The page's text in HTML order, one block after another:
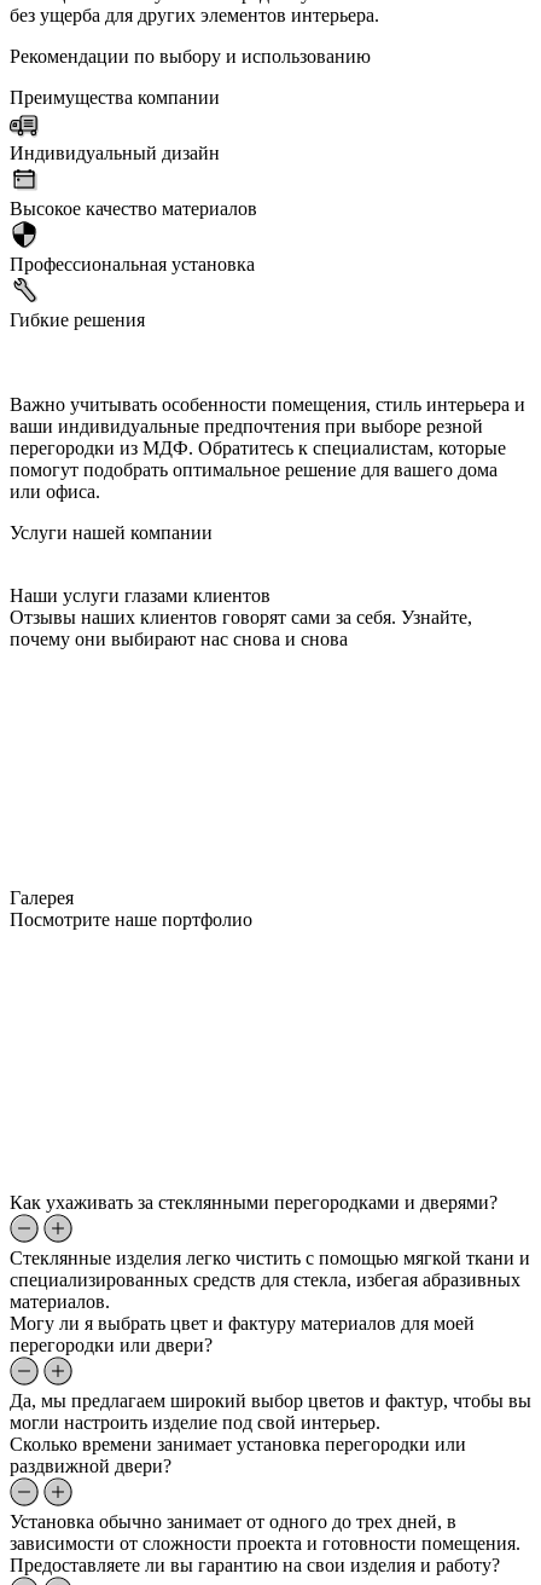
без ущерба для других элементов интерьера.
Рекомендации по выбору и использованию
Преимущества компании
Индивидуальный дизайн
Высокое качество материалов
Профессиональная установка
Гибкие решения
Важно учитывать особенности помещения, стиль интерьера и
ваши индивидуальные предпочтения при выборе резной
перегородки из МДФ. Обратитесь к специалистам, которые
помогут подобрать оптимальное решение для вашего дома
или офиса.
Услуги нашей компании
Наши услуги глазами клиентов
Отзывы наших клиентов говорят сами за себя. Узнайте,
почему они выбирают нас снова и снова
Галерея
Посмотрите наше портфолио
Как ухаживать за стеклянными перегородками и дверями?
Стеклянные изделия легко чистить с помощью мягкой ткани и
специализированных средств для стекла, избегая абразивных
материалов.
Могу ли я выбрать цвет и фактуру материалов для моей
перегородки или двери?
Да, мы предлагаем широкий выбор цветов и фактур, чтобы вы
могли настроить изделие под свой интерьер.
Сколько времени занимает установка перегородки или
раздвижной двери?
Установка обычно занимает от одного до трех дней, в
зависимости от сложности проекта и готовности помещения.
Предоставляете ли вы гарантию на свои изделия и работу?